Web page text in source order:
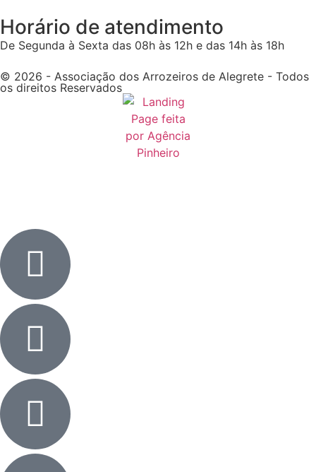
Horário de atendimento
De Segunda à Sexta das 08h às 12h e das 14h às 18h
© 2026 - Associação dos Arrozeiros de Alegrete - Todos
os direitos Reservados